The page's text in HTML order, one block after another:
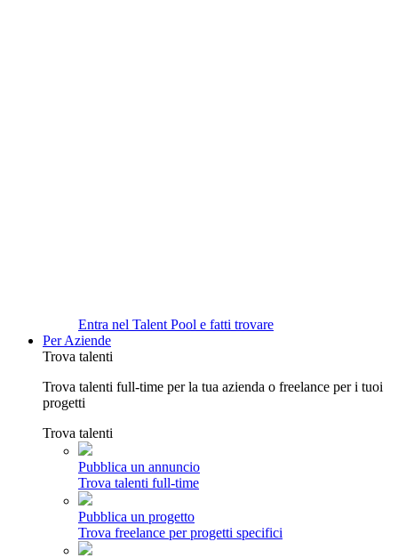
Entra nel Talent Pool e fatti trovare
Per Aziende
Trova talenti
Trova talenti full-time per la tua azienda o freelance per i tuoi
progetti
Trova talenti
Pubblica un annuncio
Trova talenti full-time
Pubblica un progetto
Trova freelance per progetti specifici